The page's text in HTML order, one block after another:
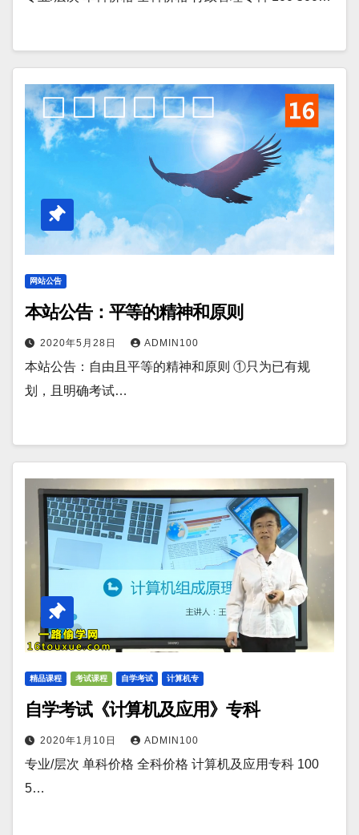
网站公告
本站公告：平等的精神和原则
2020年5月28日 ADMIN100
本站公告：自由且平等的精神和原则 ①只为已有规
划，且明确考试…
精品课程 考试课程 自学考试 计算机专
自学考试《计算机及应用》专科
2020年1月10日 ADMIN100
专业/层次 单科价格 全科价格 计算机及应用专科 100
5…